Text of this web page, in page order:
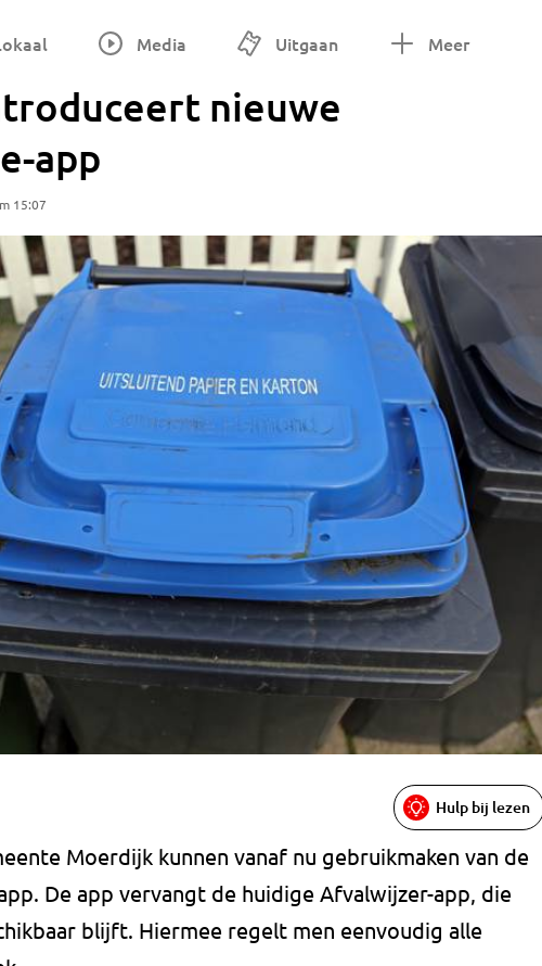
Media Uitgaan Meer
nieuwe
app
15:07
Hulp bij lezen
Moerdijk kunnen vanaf nu gebruikmaken van de
De app vervangt de huidige Afvalwijzer-app, die
blijft. Hiermee regelt men eenvoudig alle